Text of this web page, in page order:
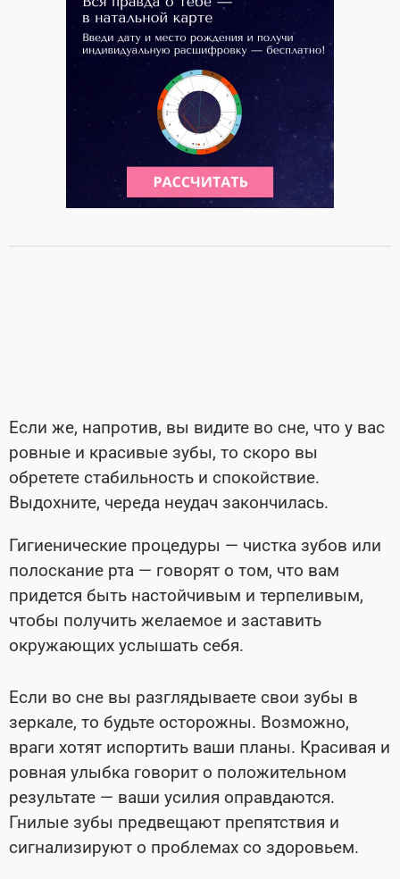
Если же, напротив, вы видите во сне, что у вас
ровные и красивые зубы, то скоро вы
обретете стабильность и спокойствие.
Выдохните, череда неудач закончилась.
Гигиенические процедуры — чистка зубов или
полоскание рта — говорят о том, что вам
придется быть настойчивым и терпеливым,
чтобы получить желаемое и заставить
окружающих услышать себя.
Если во сне вы разглядываете свои зубы в
зеркале, то будьте осторожны. Возможно,
враги хотят испортить ваши планы. Красивая и
ровная улыбка говорит о положительном
результате — ваши усилия оправдаются.
Гнилые зубы предвещают препятствия и
сигнализируют о проблемах со здоровьем.